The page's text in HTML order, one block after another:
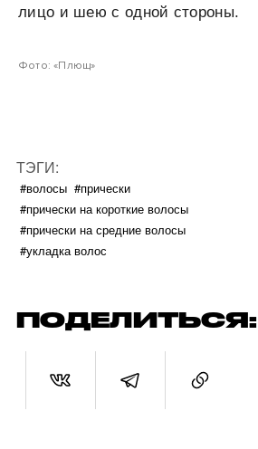
лицо и шею с одной стороны.
Фото: «Плющ»
ТЭГИ:
#волосы #прически
#прически на короткие волосы
#прически на средние волосы
#укладка волос
ПОДЕЛИТЬСЯ: